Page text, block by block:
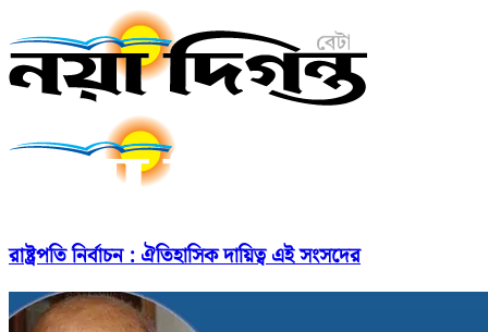
রাষ্ট্রপতি নির্বাচন : ঐতিহাসিক দায়িত্ব এই সংসদের